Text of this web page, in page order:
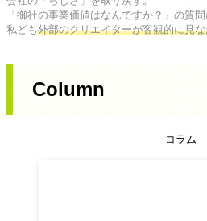
「御社の事業価値はなんですか？」の質
私ども外部のクリエイターが客観的に見
Column
コラム